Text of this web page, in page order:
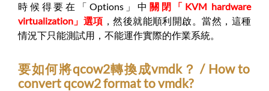
時候得要在「Options」中 關閉「KVM hardware
virtualization」選項 ，然後就能順利開啟。當然，這種
情況下只能測試用，不能運作實際的作業系統。
要如何將qcow2轉換成vmdk？ / How to
convert qcow2 format to vmdk?